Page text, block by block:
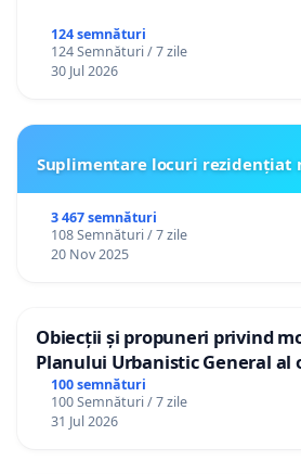
124 semnături
124 Semnături / 7 zile
30 Jul 2026
Suplimentare locuri rezidențiat
3 467 semnături
108 Semnături / 7 zile
20 Nov 2025
Obiecții și propuneri privind
Planului Urbanistic General al
100 semnături
100 Semnături / 7 zile
31 Jul 2026